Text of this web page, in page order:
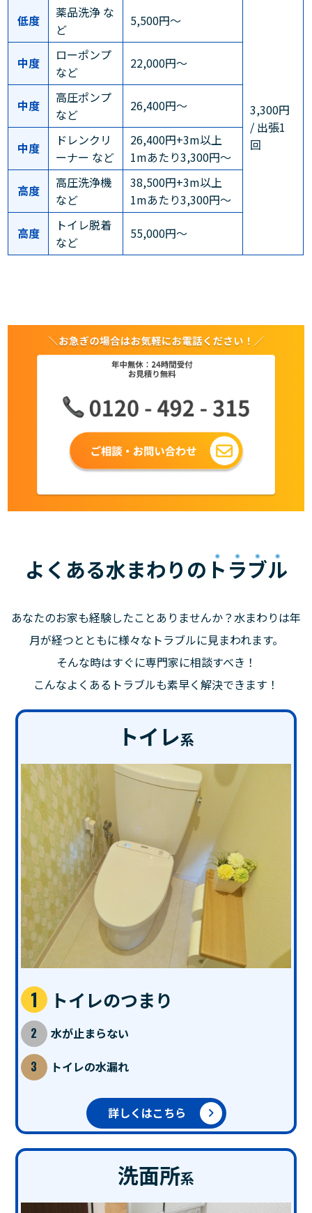
低度
薬品洗浄 な
ど
5,500円～
3,300円
/ 出張1
回
中度
ローポンプ
など
22,000円～
中度
高圧ポンプ
など
26,400円～
中度
ドレンクリ
ーナー など
26,400円+3m以上
1mあたり3,300円～
高度
高圧洗浄機
など
38,500円+3m以上
1mあたり3,300円～
高度
トイレ脱着
など
55,000円～
よくある水まわりの トラブル
あなたのお家も経験したことありませんか？水まわりは年
月が経つとともに様々なトラブルに見まわれます。
そんな時はすぐに専門家に相談すべき！
こんなよくあるトラブルも素早く解決できます！
トイレ系
トイレのつまり
水が止まらない
トイレの水漏れ
詳しくはこちら
洗面所系